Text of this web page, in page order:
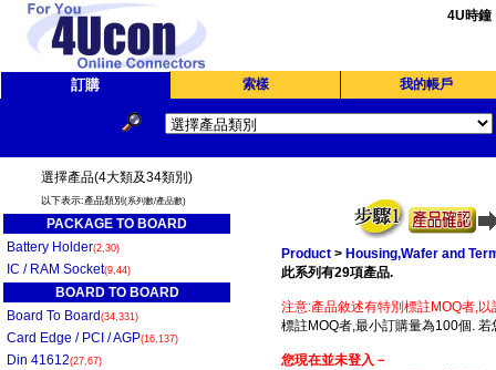
4U時鐘
訂購 索樣 我的帳戶
選擇產品(4大類及34類別)
以下表示:產品類別 (系列數/產品數)
PACKAGE TO BOARD
Battery Holder(2,30)
IC / RAM Socket(9,44)
BOARD TO BOARD
Board To Board (34,331)
Card Edge / PCI / AGP(16,137)
Din 41612(27,67)
Product > Housing,Wafer and
此系列有29項產品.
注意:產品敘述有特別標註MOQ者,
標註MOQ者,最小訂購量為100個.
您現在並未登入－